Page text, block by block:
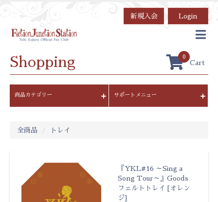
新規入会 Login
Shopping 0
Cart
商品カテゴリー サポートメニュー
全商品 トレイ
『YKL#16 ～Sing a
Song Tour～』Goods
フェルトトレイ [オレン
ジ]